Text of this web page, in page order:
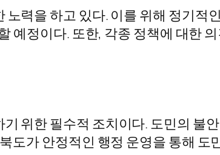
력을 하고 있다. 이를 위해 정기적
예정이다. 또한, 각종 정책에 대한
위한 필수적 조치이다. 도민의 불
도가 안정적인 행정 운영을 통해 도